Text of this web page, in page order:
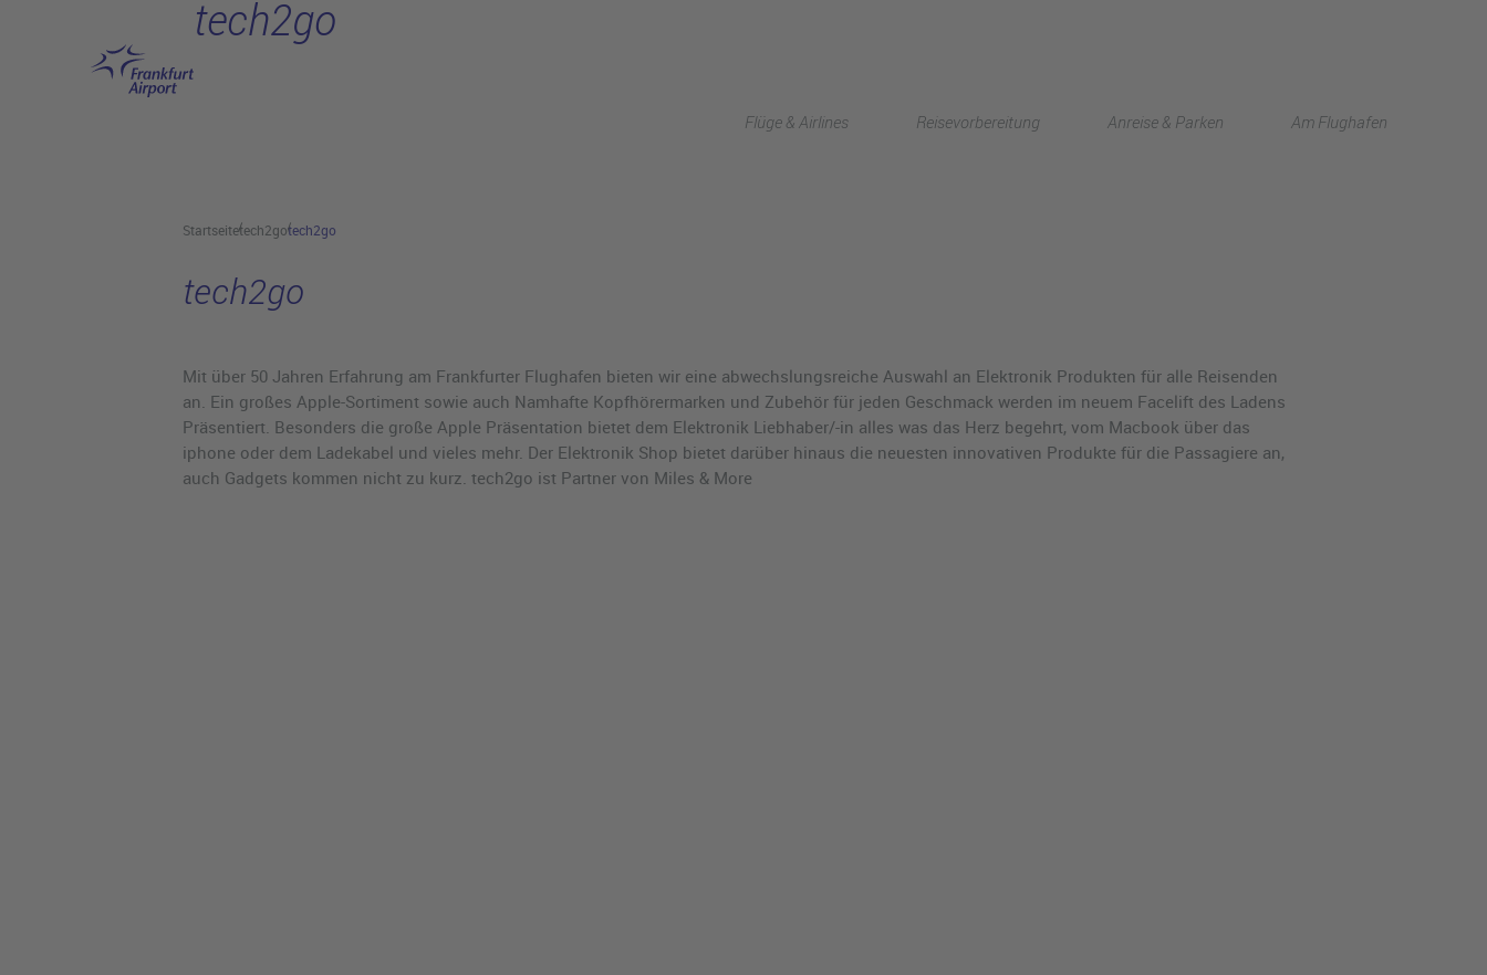
Flüge & Airlines Reisevorbereitung Anreise & Parken Am Flughafen
tech2go
Startseitetech2gotech2go
tech2go
Mit über 50 Jahren Erfahrung am Frankfurter Flughafen bieten wir eine abwechslungsreiche Auswahl an Elektronik Produkten für alle Reisenden
an. Ein großes Apple-Sortiment sowie auch Namhafte Kopfhörermarken und Zubehör für jeden Geschmack werden im neuem Facelift des Ladens
Präsentiert. Besonders die große Apple Präsentation bietet dem Elektronik Liebhaber/-in alles was das Herz begehrt, vom Macbook über das
iphone oder dem Ladekabel und vieles mehr. Der Elektronik Shop bietet darüber hinaus die neuesten innovativen Produkte für die Passagiere an,
auch Gadgets kommen nicht zu kurz. tech2go ist Partner von Miles & More